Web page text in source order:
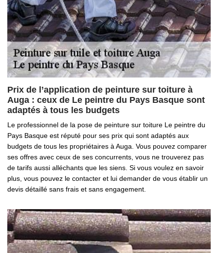
Prix de l’application de peinture sur toiture à
Auga : ceux de Le peintre du Pays Basque sont
adaptés à tous les budgets
Le professionnel de la pose de peinture sur toiture Le peintre du
Pays Basque est réputé pour ses prix qui sont adaptés aux
budgets de tous les propriétaires à Auga. Vous pouvez comparer
ses offres avec ceux de ses concurrents, vous ne trouverez pas
de tarifs aussi alléchants que les siens. Si vous voulez en savoir
plus, vous pouvez le contacter et lui demander de vous établir un
devis détaillé sans frais et sans engagement.